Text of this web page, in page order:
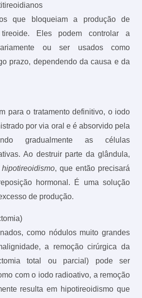
que bloqueiam a produção de
Eles podem controlar a
ou ser usados como
prazo, dependendo da causa e da
para o tratamento definitivo, o iodo
por via oral e é absorvido pela
gradualmente as células
Ao destruir parte da glândula,
hipotireoidismo, que então precisará
hormonal. É uma solução
de produção.
como nódulos muito grandes
a remoção cirúrgica da
total ou parcial) pode ser
com o iodo radioativo, a remoção
resulta em hipotireoidismo que